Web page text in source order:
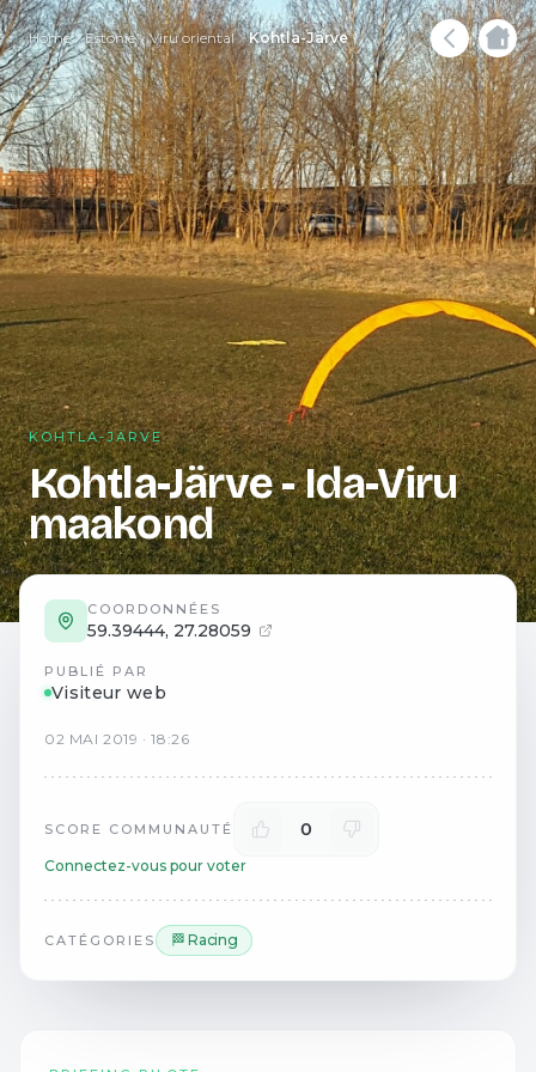
Home Estonie Viru oriental Kohtla-Järve
KOHTLA-JÄRVE
Kohtla-Järve - Ida-Viru
maakond
COORDONNÉES
59.39444, 27.28059
PUBLIÉ PAR
Visiteur web
02 MAI 2019 ·18:26
SCORE COMMUNAUTÉ 0
Connectez-vous pour voter
CATÉGORIES 🏁 Racing